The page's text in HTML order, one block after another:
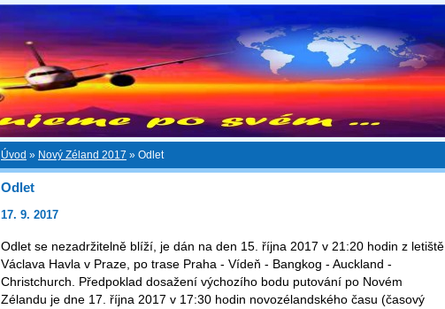
Úvod » Nový Zéland 2017 » Odlet
Odlet
17. 9. 2017
Odlet se nezadržitelně blíží, je dán na den 15. října 2017 v 21:20 hodin z letiště
Václava Havla v Praze, po trase Praha - Vídeň - Bangkog - Auckland -
Christchurch. Předpoklad dosažení výchozího bodu putování po Novém
Zélandu je dne 17. října 2017 v 17:30 hodin novozélandského času (časový